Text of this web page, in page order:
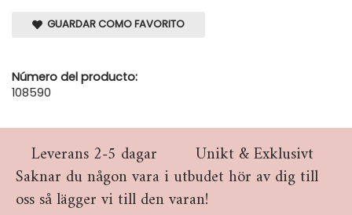
GUARDAR COMO FAVORITO
Número del producto:
108590
Leverans 2-5 dagar
Unikt & Exklusivt
Saknar du någon vara i utbudet hör av dig till
oss så lägger vi till den varan!